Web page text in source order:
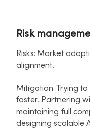
Risk
Risks: Market
alignment.​
Mitigation: Trying
faster. Partnering
maintaining full
designing scalable